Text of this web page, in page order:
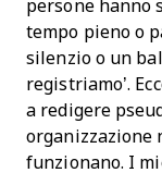
persone hanno
tempo pieno o
silenzio o un
registriamo’.
a redigere
organizzazione
funzionano. I